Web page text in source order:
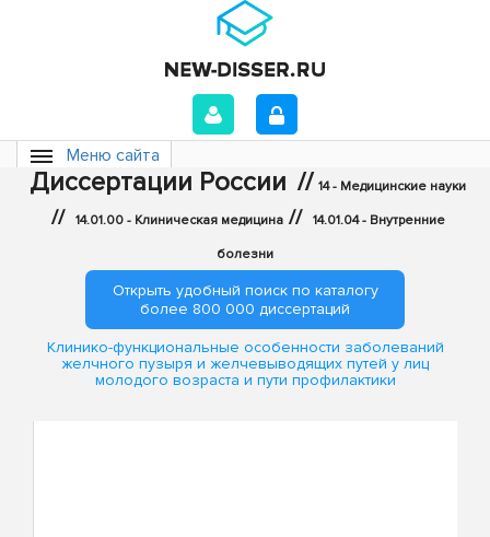
Меню сайта
Диссертации России // 14 - Медицинские науки
// 14.01.00 - Клиническая медицина // 14.01.04 - Внутренние
болезни
Открыть удобный поиск по каталогу
более 800 000 диссертаций
Клинико-функциональные особенности заболеваний
желчного пузыря и желчевыводящих путей у лиц
молодого возраста и пути профилактики